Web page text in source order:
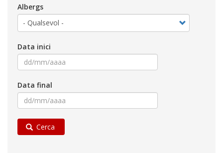
Albergs
Data inici
Data final
Cerca